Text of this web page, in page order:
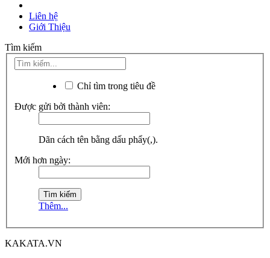
Liên hệ
Giới Thiệu
Tìm kiếm
Chỉ tìm trong tiêu đề
Được gửi bởi thành viên:
Dãn cách tên bằng dấu phẩy(,).
Mới hơn ngày:
Thêm...
KAKATA.VN